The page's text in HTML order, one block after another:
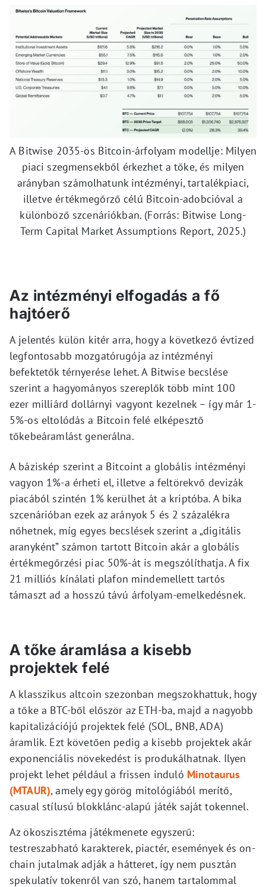
A Bitwise 2035-ös Bitcoin-árfolyam modellje: Milyen
piaci szegmensekből érkezhet a tőke, és milyen
arányban számolhatunk intézményi, tartalékpiaci,
illetve értékmegőrző célú Bitcoin-adobcióval a
különböző szcenáriókban. (Forrás: Bitwise Long-
Term Capital Market Assumptions Report, 2025.)
Az intézményi elfogadás a fő
hajtóerő
A jelentés külön kitér arra, hogy a következő évtized
legfontosabb mozgatórugója az intézményi
befektetők térnyerése lehet. A Bitwise becslése
szerint a hagyományos szereplők több mint 100
ezer milliárd dollárnyi vagyont kezelnek – így már 1-
5%-os eltolódás a Bitcoin felé elképesztő
tőkebeáramlást generálna.
A báziskép szerint a Bitcoint a globális intézményi
vagyon 1%-a érheti el, illetve a feltörekvő devizák
piacából szintén 1% kerülhet át a kriptóba. A bika
szcenárióban ezek az arányok 5 és 2 százalékra
nőhetnek, míg egyes becslések szerint a „digitális
aranyként” számon tartott Bitcoin akár a globális
értékmegőrzési piac 50%-át is megszólíthatja. A fix
21 milliós kínálati plafon mindemellett tartós
támaszt ad a hosszú távú árfolyam-emelkedésnek.
A tőke áramlása a kisebb
projektek felé
A klasszikus altcoin szezonban megszokhattuk, hogy
a tőke a BTC-ből először az ETH-ba, majd a nagyobb
kapitalizációjú projektek felé (SOL, BNB, ADA)
áramlik. Ezt követően pedig a kisebb projektek akár
exponenciális növekedést is produkálhatnak. Ilyen
projekt lehet például a frissen induló Minotaurus
(MTAUR), amely egy görög mitológiából merítő,
casual stílusú blokklánc-alapú játék saját tokennel.
Az ökoszisztéma játékmenete egyszerű:
testreszabható karakterek, piactér, események és on-
chain jutalmak adják a hátteret, így nem pusztán
spekulatív tokenről van szó, hanem tartalommal